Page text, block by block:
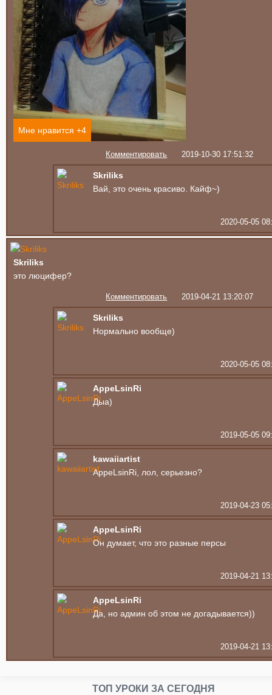
Мне нравится +4
Комментировать 2019-10-30 17:51:32
Skriliks
Вай, это очень красиво. Кайф~)
2020-05-05
Skriliks
это люцифер?
Комментировать 2019-04-21 13:20:07
Skriliks
Нормально вообще)
2020-05-05
AppeLsinRi
Дыа)
2019-05-05
kawaiiartist
AppeLsinRi, лол, серьезно?
2019-04-23
AppeLsinRi
Он думает, что это разные персы
2019-04-21
AppeLsinRi
Да, но админ об этом не догадывается))
2019-04-21
ТОП УРОКИ ЗА СЕГОДНЯ